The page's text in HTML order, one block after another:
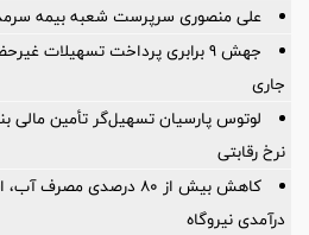
علی منصوری سرپرست شعبه بیمه
جهش 9 برابری پرداخت تسهیلات
جاری
لوتوس پارسیان تسهیل‌گر تأمین مالی
نرخ رقابتی
کاهش بیش از ۸۰ درصدی
درآمدی نیروگاه